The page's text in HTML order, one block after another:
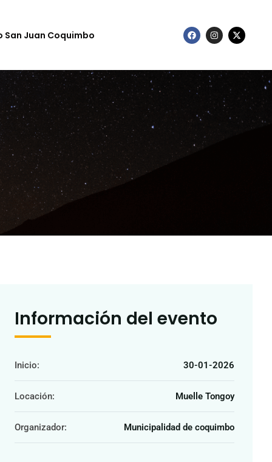
San Juan Coquimbo
Información del evento
Inicio: 30-01-2026
Locación: Muelle Tongoy
Organizador: Municipalidad de coquimbo